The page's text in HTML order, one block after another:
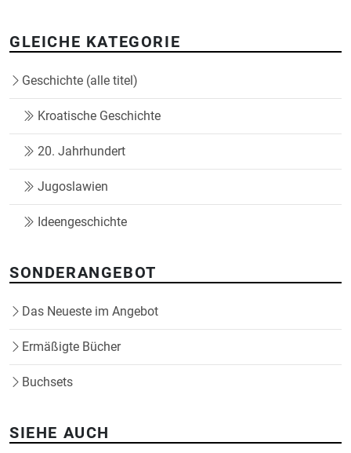
GLEICHE KATEGORIE
Geschichte (alle titel)
Kroatische Geschichte
20. Jahrhundert
Jugoslawien
Ideengeschichte
SONDERANGEBOT
Das Neueste im Angebot
Ermäßigte Bücher
Buchsets
SIEHE AUCH